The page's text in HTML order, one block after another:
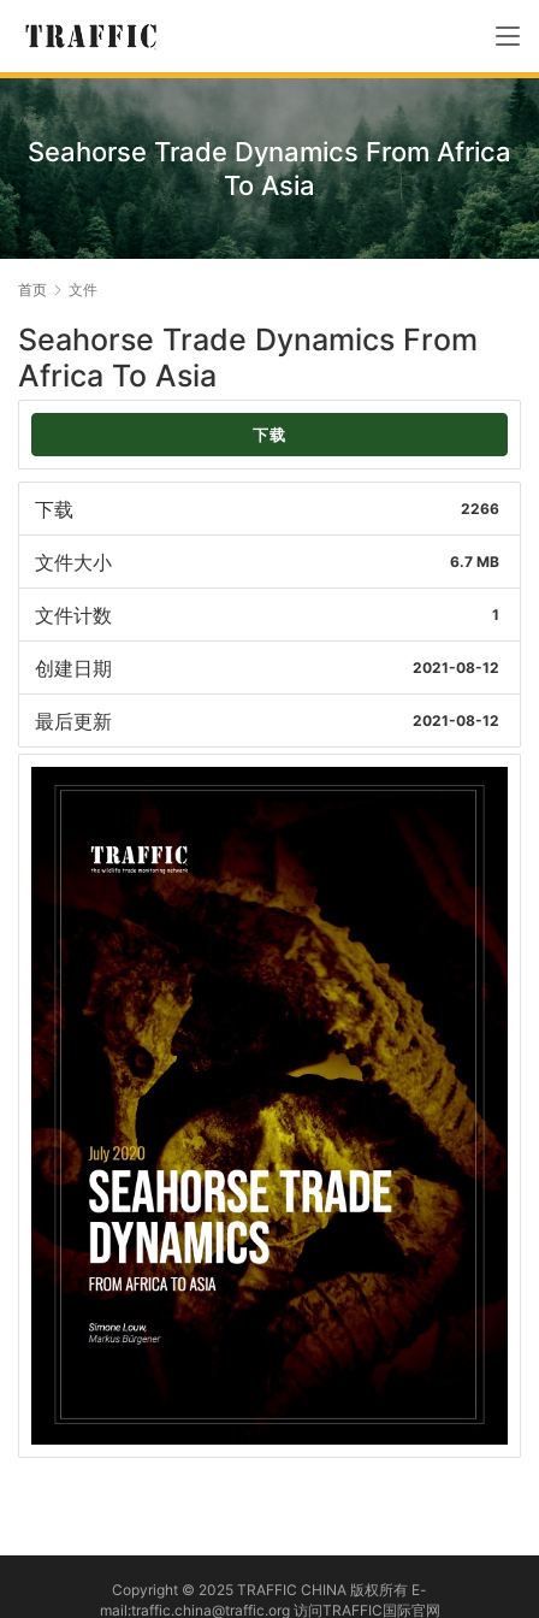
Seahorse Trade Dynamics From Africa
To Asia
首页 文件
Seahorse Trade Dynamics From
Africa To Asia
下载
下载 2266
文件大小 6.7 MB
文件计数 1
创建日期 2021-08-12
最后更新 2021-08-12
Copyright © 2025 TRAFFIC CHINA 版权所有 E-
mail:traffic.china@traffic.org 访问TRAFFIC国际官网